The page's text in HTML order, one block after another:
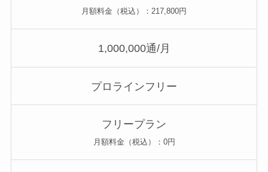
月額料金（税込）：217,800円
1,000,000通/月
プロラインフリー
フリープラン
月額料金（税込）：0円